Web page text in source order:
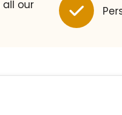
our